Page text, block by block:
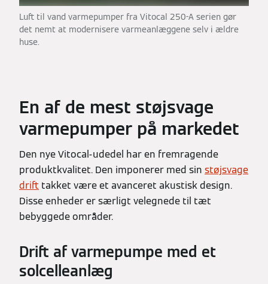
Luft til vand varmepumper fra Vitocal 250-A serien gør
det nemt at modernisere varmeanlæggene selv i ældre
huse.
En af de mest støjsvage
varmepumper på markedet
Den nye Vitocal-udedel har en fremragende
produktkvalitet. Den imponerer med sin støjsvage
drift takket være et avanceret akustisk design.
Disse enheder er særligt velegnede til tæt
bebyggede områder.
Drift af varmepumpe med et
solcelleanlæg